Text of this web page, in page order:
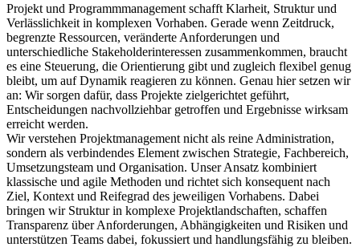
Projekt und Programmmanagement schafft Klarheit, Struktur und
Verlässlichkeit in komplexen Vorhaben. Gerade wenn Zeitdruck,
begrenzte Ressourcen, veränderte Anforderungen und
unterschiedliche Stakeholderinteressen zusammenkommen, braucht
es eine Steuerung, die Orientierung gibt und zugleich flexibel genug
bleibt, um auf Dynamik reagieren zu können. Genau hier setzen wir
an: Wir sorgen dafür, dass Projekte zielgerichtet geführt,
Entscheidungen nachvollziehbar getroffen und Ergebnisse wirksam
erreicht werden.
Wir verstehen Projektmanagement nicht als reine Administration,
sondern als verbindendes Element zwischen Strategie, Fachbereich,
Umsetzungsteam und Organisation. Unser Ansatz kombiniert
klassische und agile Methoden und richtet sich konsequent nach
Ziel, Kontext und Reifegrad des jeweiligen Vorhabens. Dabei
bringen wir Struktur in komplexe Projektlandschaften, schaffen
Transparenz über Anforderungen, Abhängigkeiten und Risiken und
unterstützen Teams dabei, fokussiert und handlungsfähig zu bleiben.